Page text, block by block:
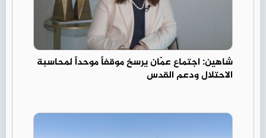
شاهين: اجتماع عمّان يرسخ موقفاً موحداً لمحاسبة
الاحتلال ودعم القدس